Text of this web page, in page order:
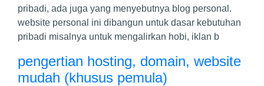
pribadi, ada juga yang menyebutnya blog personal.
website personal ini dibangun untuk dasar kebutuhan
pribadi misalnya untuk mengalirkan hobi, iklan b
pengertian hosting, domain, website
mudah (khusus pemula)